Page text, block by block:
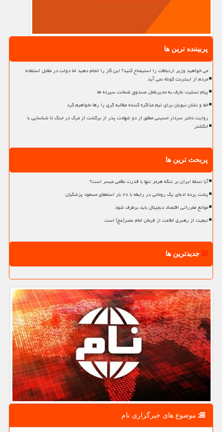
پربیننده ترین ها
می خواهید وزیر ارتباطات را استیضاح کنید؟ این کار را انجام دهید اما دولت در مقابل استفاده
مردم از اینترنت کوتاه نمی آید
پیام تسلیت عارف به مدیرعامل صندوق ضمانت سپرده ها
خط و نشان نبویان برای تیم مذاکره کننده مطالبه گری را رها نخواهیم کرد
روایت دختر سردار حسینی مطلق از دو شهادت پدر از برگشت از مرگ در جنگ تا شناسایی با
انگشتر
پربحث ترین ها
آیا تسلط ایران بر تنگه هرمز تنها با قدرت نظامی میسر است؟
پشت پرده ادعای یک روحانی در رابطه با ۲۸ بار استعفای مسعود پزشکیان
موانع مقرراتی اقتصاد دیجیتال باید برطرف شود
تبعیت از رهبری اطاعت از فرمان امام عصر(عج) است
جدیدترین ها
موضوع های خبرگزاری نام